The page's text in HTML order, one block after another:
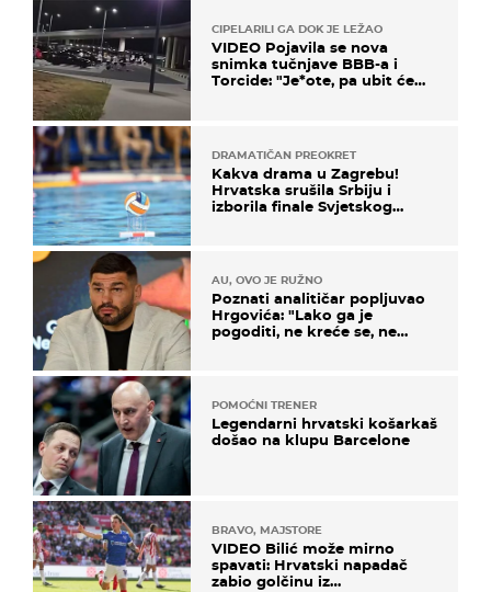
CIPELARILI GA DOK JE LEŽAO
VIDEO Pojavila se nova
snimka tučnjave BBB-a i
Torcide: "Je*ote, pa ubit će
DRAMATIČAN PREOKRET
Kakva drama u Zagrebu!
Hrvatska srušila Srbiju i
izborila finale Svjetskog
AU, OVO JE RUŽNO
Poznati analitičar popljuvao
Hrgovića: "Lako ga je
pogoditi, ne kreće se, ne
POMOĆNI TRENER
Legendarni hrvatski košarkaš
došao na klupu Barcelone
BRAVO, MAJSTORE
VIDEO Bilić može mirno
spavati: Hrvatski napadač
zabio golčinu iz